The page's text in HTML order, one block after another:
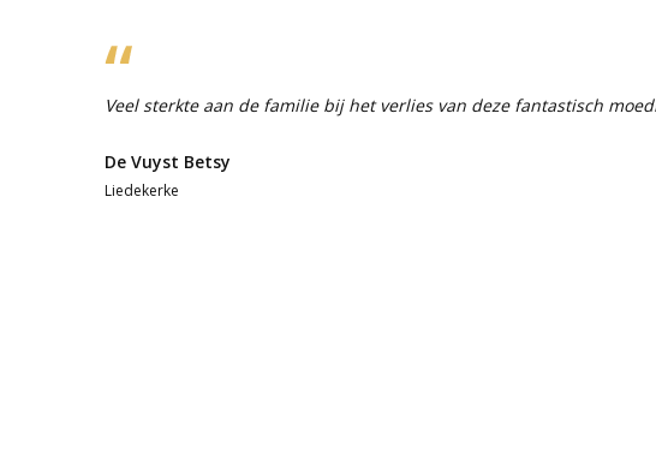
Veel sterkte aan de familie bij het verlies van deze fantastisch
De Vuyst Betsy
Liedekerke